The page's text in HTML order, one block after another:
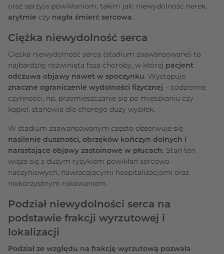
oraz sprzyja powikłaniom, takim jak: niewydolność nerek,
arytmie czy nagła śmierć sercowa.
Ciężka niewydolność serca
Ciężka niewydolność serca (stadium zaawansowane) to
najbardziej rozwinięta faza choroby, w której pacjent
odczuwa objawy nawet w spoczynku. Występuje
znaczne ograniczenie wydolności fizycznej – codzienne
czynności, np. przemieszczanie się po mieszkaniu czy
kąpiel, stanowią dla chorego duży wysiłek.
W stadium zaawansowanym często obserwuje się
nasilenie duszności, obrzęków kończyn dolnych i
narastające objawy zastoinowe w płucach. Stan ten
wiąże się z dużym ryzykiem powikłań sercowo-
naczyniowych, nawracającymi hospitalizacjami oraz
niekorzystnym rokowaniem.
Podział niewydolności serca na
podstawie frakcji wyrzutowej i
lokalizacji
Podział ze względu na frakcję wyrzutową pozwala